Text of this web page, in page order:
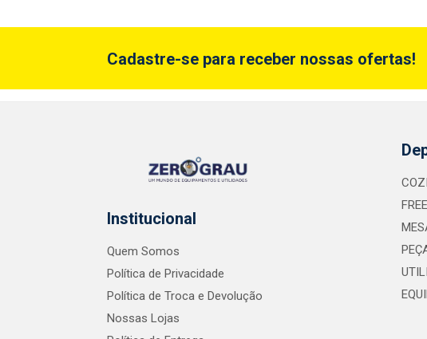
Cadastre-se para receber nossas ofertas!
Institucional
Quem Somos
Política de Privacidade
Política de Troca e Devolução
Nossas Lojas